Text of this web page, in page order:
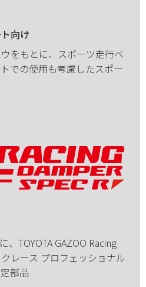
向け
をもとに、スポーツ走行ベ
での使用も考慮したスポー
、TOYOTA GAZOO Racing
レース プロフェッショナル
部品